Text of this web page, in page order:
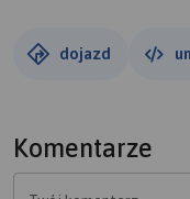
dojazd
Komentarze